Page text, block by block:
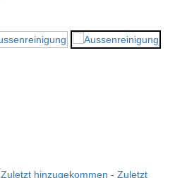
Zuletzt hinzugekommen - Zuletzt